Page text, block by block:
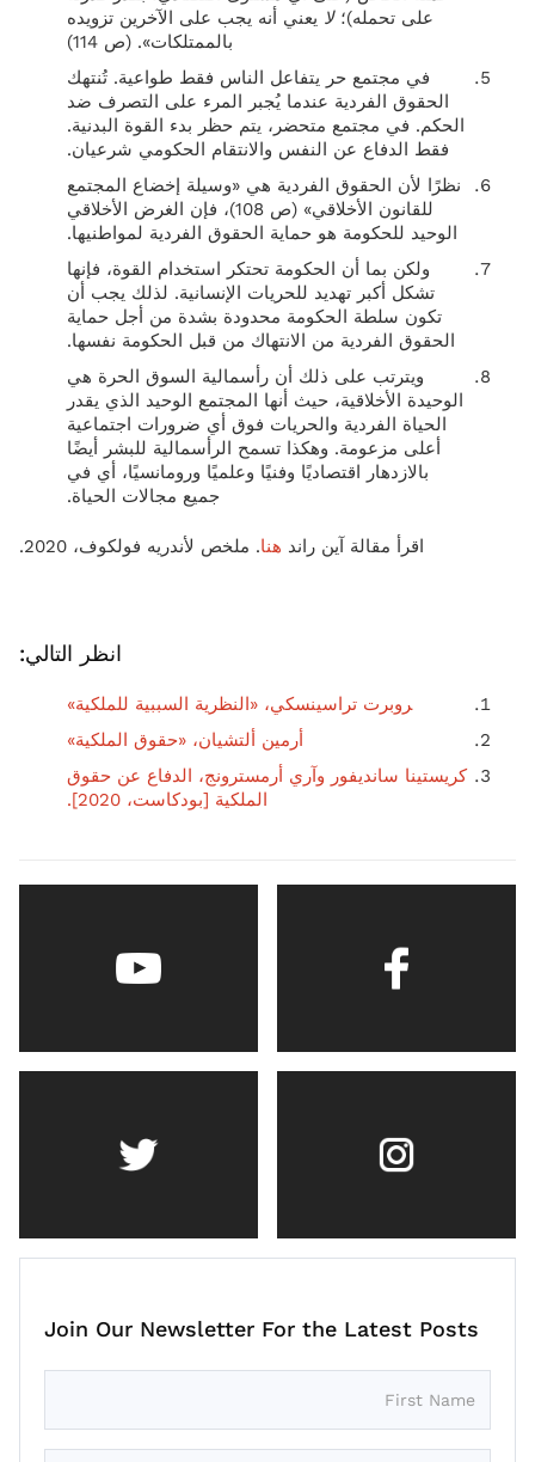
على تحمله)؛لا يعني أنه يجب على الآخرين تزويده
بالممتلكات». (ص 114)
في مجتمع حر يتفاعل الناس فقط طواعية. تُنتهك
الحقوق الفردية عندما يُجبر المرء على التصرف ضد
الحكم. في مجتمع متحضر، يتم حظر بدء القوة البدنية.
فقط الدفاع عن النفس والانتقام الحكومي شرعيان.
نظرًا لأن الحقوق الفردية هي «وسيلة إخضاع المجتمع
للقانون الأخلاقي» (ص 108)، فإن الغرض الأخلاقي
الوحيد للحكومة هو حماية الحقوق الفردية لمواطنيها.
ولكن بما أن الحكومة تحتكر استخدام القوة، فإنها
تشكل أكبر تهديد للحريات الإنسانية. لذلك يجب أن
تكون سلطة الحكومة محدودة بشدة من أجل حماية
الحقوق الفردية من الانتهاك من قبل الحكومة نفسها.
ويترتب على ذلك أن رأسمالية السوق الحرة هي
الوحيدة الأخلاقية، حيث أنها المجتمع الوحيد الذي يقدر
الحياة الفردية والحريات فوق أي ضرورات اجتماعية
أعلى مزعومة. وهكذا تسمح الرأسمالية للبشر أيضًا
بالازدهار اقتصاديًا وفنيًا وعلميًا ورومانسيًا، أي في
جميع مجالات الحياة.
اقرأ مقالة آين راند هنا. ملخص لأندريه فولكوف، 2020.
انظر التالي:
روبرت تراسينسكي، «النظرية السببية للملكية»
أرمين ألتشيان، «حقوق الملكية»
كريستينا سانديفور وآري أرمسترونج، الدفاع عن حقوق
الملكية [بودكاست، 2020].
Join Our Newsletter For the Latest Posts